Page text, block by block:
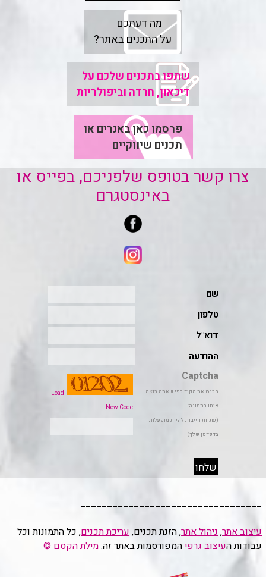
צרו קשר בטופס שלפניכם, בפייס או
באינסטגרם
מה דעתכם
על התכנים באתר?
פרסמו כאן באנרים או
תכנים שיווקיים
שתפו בתכנים שלכם על
דיכאון, חרדה וביפולריות
__________________________________
עיצוב אתר,ניהול אתר, הזנת תכנים,עריכת תכנים, כל התמונות וכל
עבודות העיצוב גרפיהמפורסמות באתר זה:מילת הקסם ©